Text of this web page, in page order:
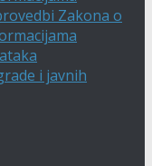
Zakona o
i javnih